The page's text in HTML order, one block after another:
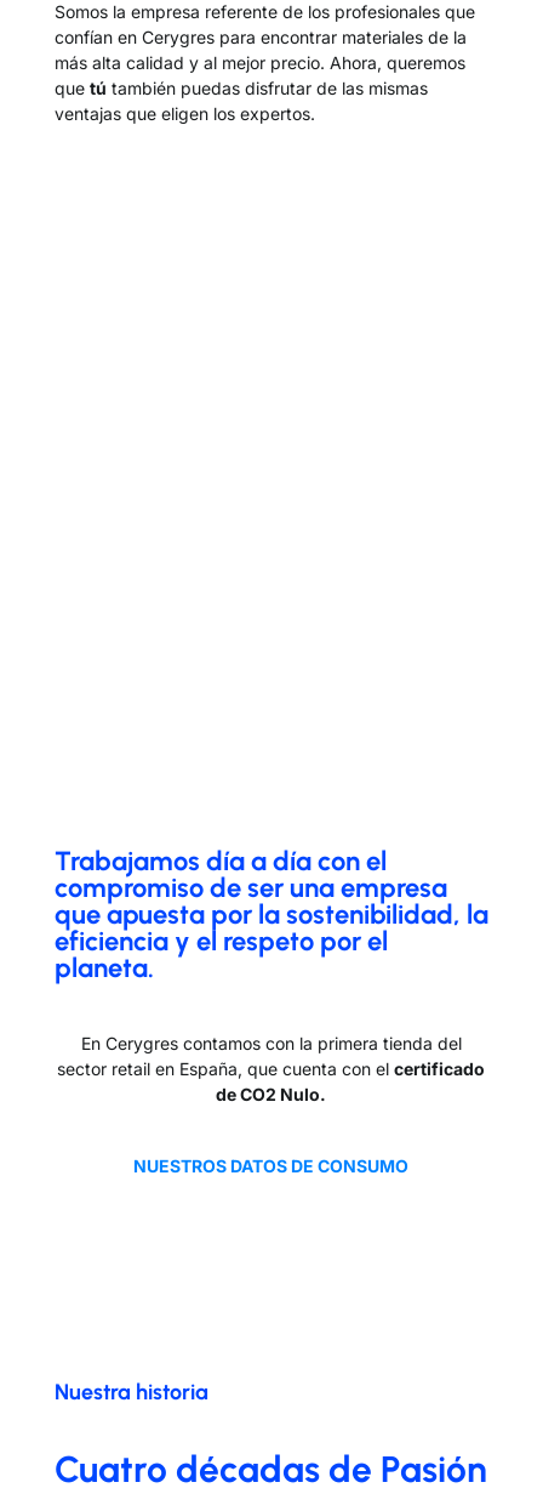
Somos la empresa referente de los profesionales que
confían en Cerygres para encontrar materiales de la
más alta calidad y al mejor precio. Ahora, queremos
que tú también puedas disfrutar de las mismas
ventajas que eligen los expertos.
Trabajamos día a día con el
compromiso de ser una empresa
que apuesta por la sostenibilidad, la
eficiencia y el respeto por el
planeta.
En Cerygres contamos con la primera tienda del
sector retail en España, que cuenta con elcertificado
de CO2 Nulo.
NUESTROS DATOS DE CONSUMO
Nuestra historia
Cuatro décadas de Pasión